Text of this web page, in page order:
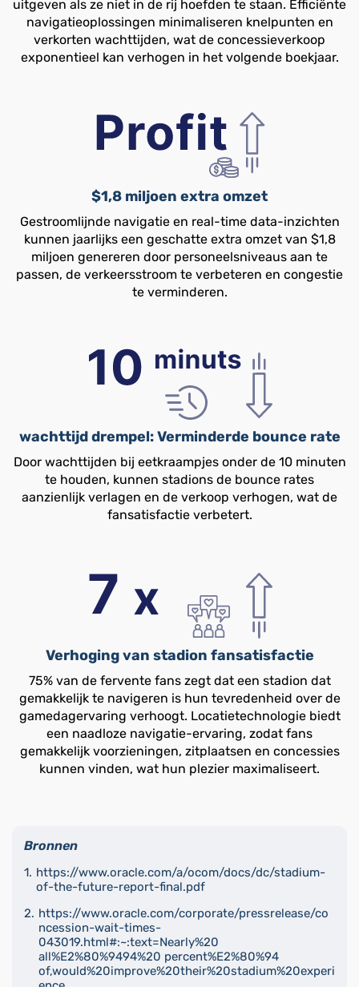
uitgeven als ze niet in de rij hoefden te staan. Efficiënte
navigatieoplossingen minimaliseren knelpunten en
verkorten wachttijden, wat de concessieverkoop
exponentieel kan verhogen in het volgende boekjaar.
$1,8 miljoen extra omzet
Gestroomlijnde navigatie en real-time data-inzichten
kunnen jaarlijks een geschatte extra omzet van $1,8
miljoen genereren door personeelsniveaus aan te
passen, de verkeersstroom te verbeteren en congestie
te verminderen.
wachttijd drempel: Verminderde bounce rate
Door wachttijden bij eetkraampjes onder de 10 minuten
te houden, kunnen stadions de bounce rates
aanzienlijk verlagen en de verkoop verhogen, wat de
fansatisfactie verbetert.
Verhoging van stadion fansatisfactie
75% van de fervente fans zegt dat een stadion dat
gemakkelijk te navigeren is hun tevredenheid over de
gamedagervaring verhoogt. Locatietechnologie biedt
een naadloze navigatie-ervaring, zodat fans
gemakkelijk voorzieningen, zitplaatsen en concessies
kunnen vinden, wat hun plezier maximaliseert.
Bronnen
https://www.oracle.com/a/ocom/docs/dc/stadium-
of-the-future-report-final.pdf
https://www.oracle.com/corporate/pressrelease/co
ncession-wait-times-
043019.html#:~:text=Nearly%20
all%E2%80%9494%20 percent%E2%80%94
of,would%20improve%20their%20stadium%20experi